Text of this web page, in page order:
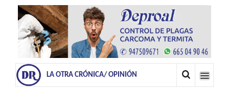
LA OTRA CRÓNICA/ OPINIÓN